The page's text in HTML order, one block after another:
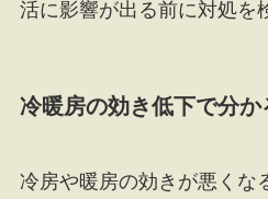
活に影響が出る前に対処を
冷暖房の効き低下で分か
冷房や暖房の効きが悪くな